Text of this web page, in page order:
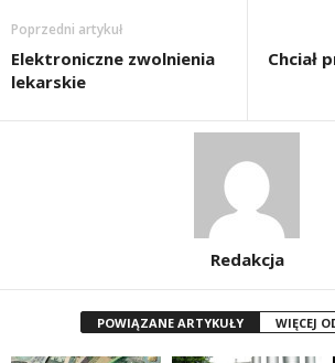
Poprzedni artykuł
Elektroniczne zwolnienia
lekarskie
Chciał
Redakcja
POWIĄZANE ARTYKUŁY WIĘCEJ